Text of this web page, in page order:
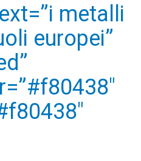
metalli
europei”